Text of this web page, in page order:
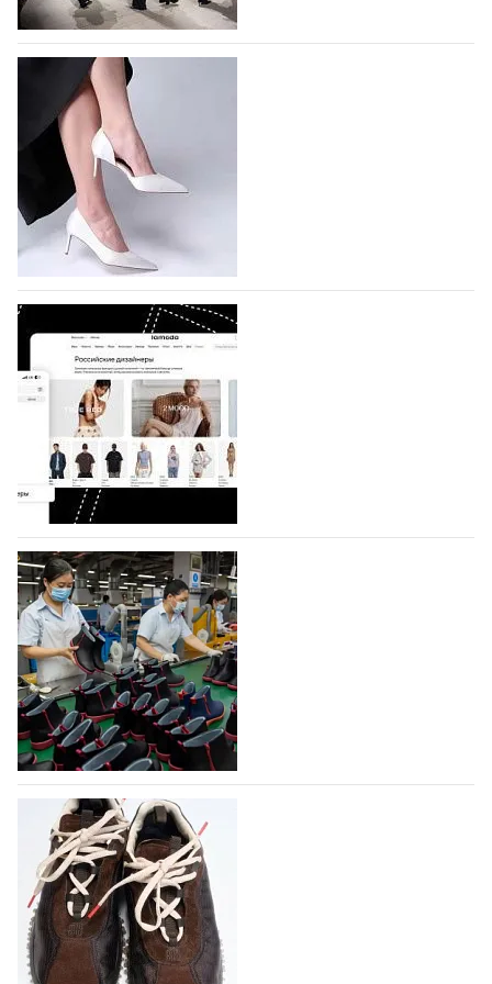
На участие в Московской неделе моды
подано 1047 заявок
На участие в седьмой Московской неделе моды,
которая пройдет в российской столице с 26 сентября
по 1 октября, уже подано 1047 заявок. Примерно
половину из них (494) прислали дизайнеры,
коллекции которых не были представлены в…
07.08.2026 728
BALLINA представит свои новинки на Euro
Shoes
Компания BALLINA Guangzhou Lihuang Footwear
Co., Ltd., основанная в 2011 году и расположенная в
Гуанчжоу, столице моды Китая, является
профессиональной обувной компанией,
объединяющей разработку, производство и…
07.08.2026 593
На платформе Lamoda - новый раздел и
условия продвижения локальных
дизайнерских марок
Российский маркетплейс Lamoda решил обновить
раздел для продажи продукции локальных
дизайнерских марок одежды, обуви и аксессуаров.
Бренды также получат маркетинговую…
06.08.2026 776
Объем мирового производства обуви в
2025 году практически не увеличился
В 2025 году мировое производство обуви
практически не изменилось, зафиксировав
незначительный рост на 0,1% до 24,6 млрд пар, -
данные опубликованы в аналитическом вестнике